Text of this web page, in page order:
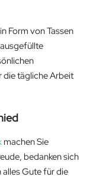
Form von Tassen
die tägliche Arbeit
machen Sie
bedanken sich
Gute für die